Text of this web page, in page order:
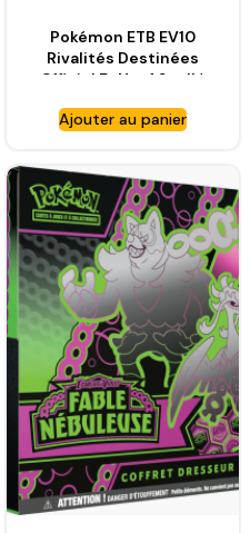
Pokémon ETB EV10
Rivalités Destinées
Officiel Fr Neuf Scellé
Ajouter au panier